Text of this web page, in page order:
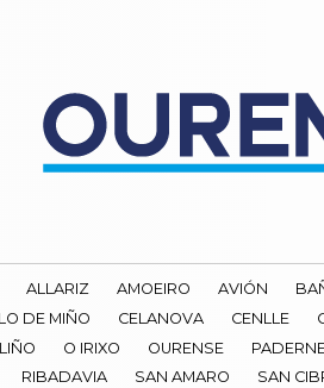
ALLARIZ AMOEIRO AVIÓN
DE MIÑO CELANOVA CENLLE
O IRIXO OURENSE
RIBADAVIA SAN AMARO SAN